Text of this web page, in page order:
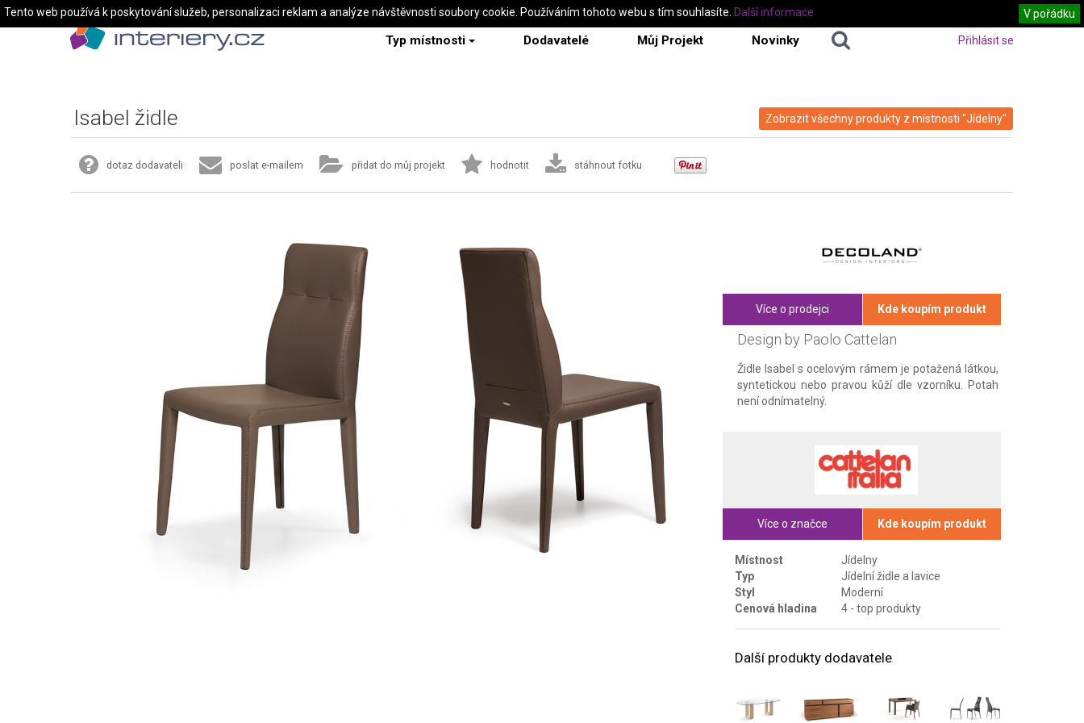
Typ místnosti Dodavatelé Můj Projekt Novinky Přihlásit se
Zobrazit všechny produkty z místnosti "Jídelny"
Isabel židle
dotaz dodavateli poslat e-mailem přidat do můj projekt hodnotit stáhnout fotku
Více o prodejci Kde koupím produkt
Design by Paolo Cattelan
Židle Isabel s ocelovým rámem je potažená látkou,
syntetickou nebo pravou kůží dle vzorníku. Potah
není odnímatelný.
Více o značce Kde koupím produkt
Místnost
Jídelny
Typ
Jídelní židle a lavice
Styl
Moderní
Cenová hladina
4 - top produkty
Další produkty dodavatele
Tento web používá k poskytování služeb, personalizaci reklam a analýze návštěvnosti soubory cookie. Používáním tohoto webu s tím souhlasíte. V pořádku
Další informace